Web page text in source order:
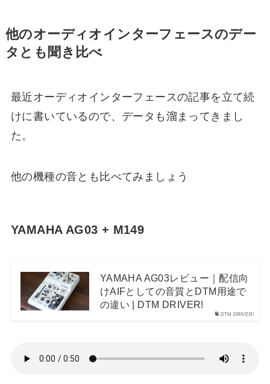
他のオーディオインターフェースのデー
タとも聞き比べ
最近オーディオインターフェースの記事を立て続
けに書いているので、データも溜まってきまし
た。
他の機種の音とも比べてみましょう
YAMAHA AG03 + M149
DTM DRIVER!
YAMAHA AG03レビュー｜配信向
けAIFとしての音質とDTM用途で
の違い | DTM DRIVER!